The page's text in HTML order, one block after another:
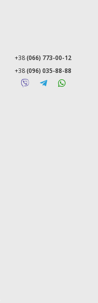
+38(066) 773-00-12
+38(096) 035-88-88